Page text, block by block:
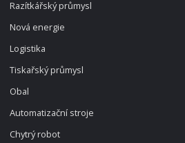
Razítkářský průmysl
Nová energie
Logistika
Tiskařský průmysl
Obal
Automatizační stroje
Chytrý robot